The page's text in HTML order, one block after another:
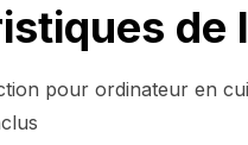
de
pour ordinateur en